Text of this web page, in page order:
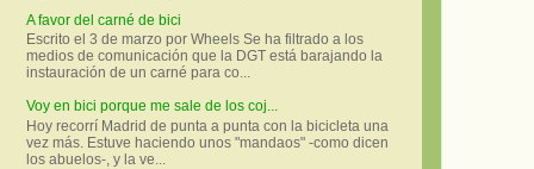
A favor del carné de bici
Escrito el 3 de marzo por Wheels Se ha filtrado a los
medios de comunicación que la DGT está barajando la
instauración de un carné para co...
Voy en bici porque me sale de los coj...
Hoy recorrí Madrid de punta a punta con la bicicleta una
vez más. Estuve haciendo unos "mandaos" -como dicen
los abuelos-, y la ve...